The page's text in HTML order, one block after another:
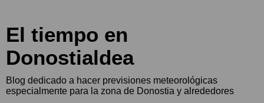
El tiempo en
Donostialdea
Blog dedicado a hacer previsiones meteorológicas
especialmente para la zona de Donostia y alrededores